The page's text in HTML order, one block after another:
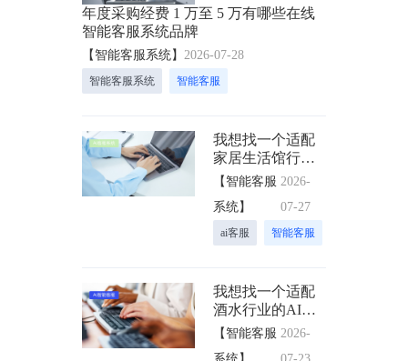
年度采购经费 1 万至 5 万有哪些在线
智能客服系统品牌
【智能客服系统】 2026-07-28
智能客服系统 智能客服
我想找一个适配
家居生活馆行业
的AI客服系统，
牌商怎么样？
【智能客服
系统】
2026-
07-27
ai客服 智能客服
我想找一个适配
酒水行业的AI客
服系统，推荐哪
【智能客服 2026-